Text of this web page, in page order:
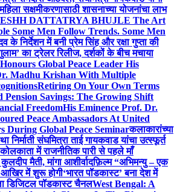
सक्षमीकरणासाठी शासनाच्या योजनांचा लाभ
DATTATRYA BHUJLE The Art
Some Men Follow Trends. Some Men
के निर्देशन में बनी प्रेम सिंह और रक्षा गुप्ता की
का ट्रेलर रिलीज, दर्शकों के बीच मचाया
Global Peace Leader His
Madhu Krishan With Multiple
Retiring On Your Own Terms
Savings: The Growing Shift
FreedomHis Eminence Prof. Dr.
Peace Ambassadors At United
During Global Peace Seminarकलाकारांच्या
निर्माती संघमित्रा ताई गायकवाड यांचा उत्स्फूर्त
में राजनीतिक पारी से पहले माँ
मैती, मांगा आशीर्वादफ़िल्म “अभिमन्यु – एक
में शुरू होगी‘भारत पॉडकास्ट’ बना देश में
डिजिटल पॉडकास्ट चैनलWest Bengal: A